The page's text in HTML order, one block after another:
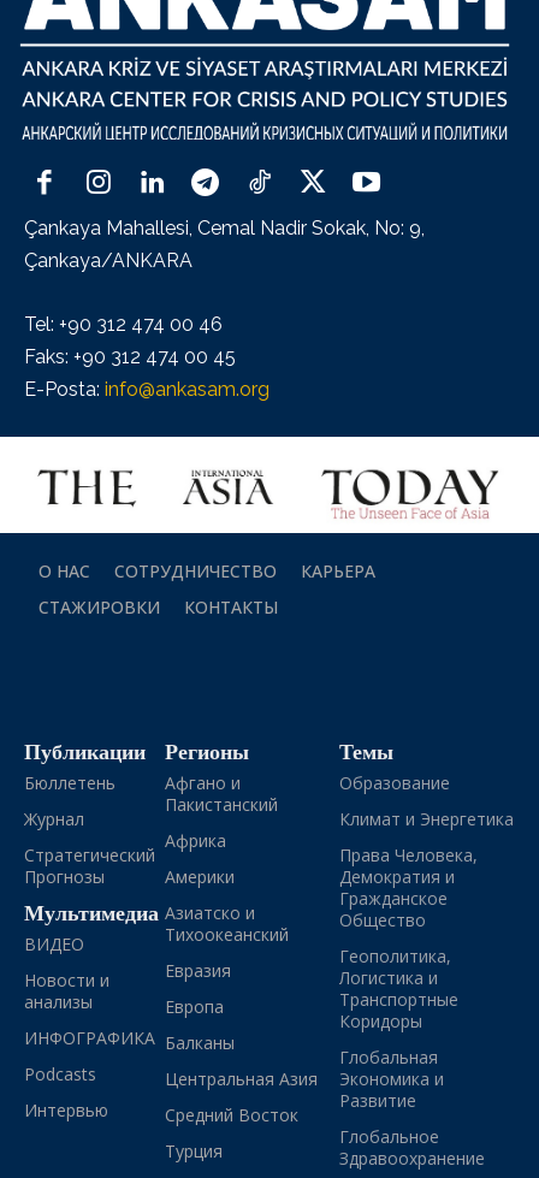
Çankaya Mahallesi, Cemal Nadir Sokak, No: 9,
Çankaya/ANKARA
Tel: +90 312 474 00 46
Faks: +90 312 474 00 45
E-Posta: info@ankasam.org
О НАС СОТРУДНИЧЕСТВО
КАРЬЕРА
СТАЖИРОВКИ
КОНТАКТЫ
Публикации
Бюллетень
Журнал
Стратегический
Прогнозы
Мультимедиа
ВИДЕО
Новости и
анализы
ИНФОГРАФИКА
Podcasts
Интервью
Регионы
Афгано и
Пакистанский
Африка
Америки
Азиатско и
Тихоокеанский
Евразия
Европа
Балканы
Центральная Азия
Средний Восток
Турция
Темы
Образование
Климат и Энергетика
Права Человека,
Демократия и
Гражданское
Общество
Геополитика,
Логистика и
Транспортные
Коридоры
Глобальная
Экономика и
Развитие
Глобальное
Здравоохранение